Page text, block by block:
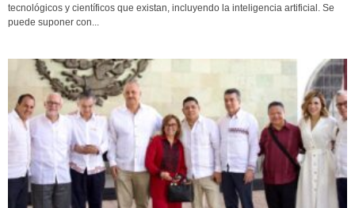
tecnológicos y científicos que existan, incluyendo la inteligencia artificial. Se
puede suponer con...